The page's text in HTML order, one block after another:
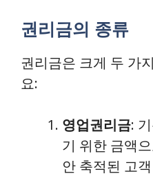
권리금의 종류
권리금은 크게 두 가
요:
영업권리금:
기 위한 금액
안 축적된 고